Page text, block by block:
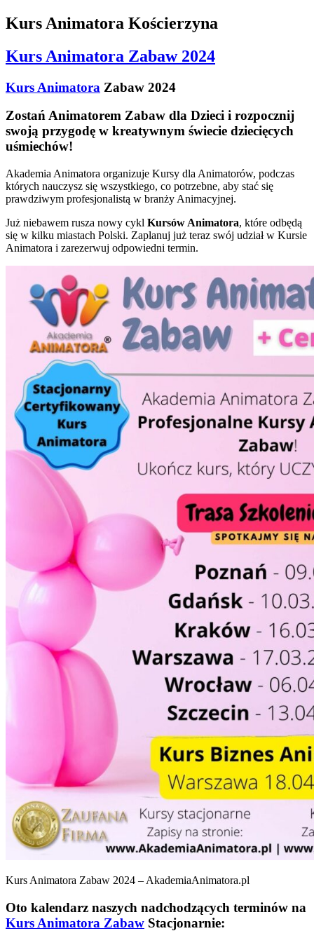
Kurs Animatora Kościerzyna
Kurs Animatora Zabaw 2024
Kurs Animatora Zabaw 2024
Zostań Animatorem Zabaw dla Dzieci i rozpocznij
swoją przygodę w kreatywnym świecie dziecięcych
uśmiechów!
Akademia Animatora organizuje Kursy dla Animatorów, podczas
których nauczysz się wszystkiego, co potrzebne, aby stać się
prawdziwym profesjonalistą w branży Animacyjnej.
Już niebawem rusza nowy cykl Kursów Animatora, które odbędą
się w kilku miastach Polski. Zaplanuj już teraz swój udział w Kursie
Animatora i zarezerwuj odpowiedni termin.
Kurs Animatora Zabaw 2024 – AkademiaAnimatora.pl
Oto kalendarz naszych nadchodzących terminów na
Kurs Animatora Zabaw Stacjonarnie: